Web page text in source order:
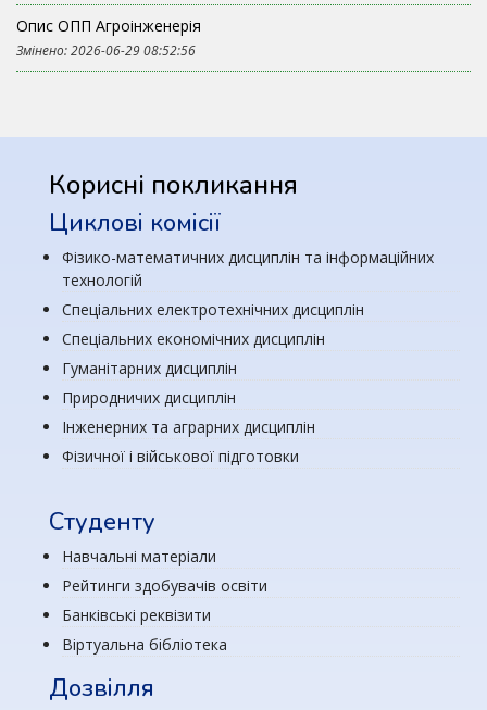
Опис ОПП Агроінженерія
Змінено: 2026-06-29 08:52:56
Корисні покликання
Циклові комісії
Фізико-математичних дисциплін та інформаційних
технологій
Спеціальних електротехнічних дисциплін
Спеціальних економічних дисциплін
Гуманітарних дисциплін
Природничих дисциплін
Інженерних та аграрних дисциплін
Фізичної і військової підготовки
Студенту
Навчальні матеріали
Рейтинги здобувачів освіти
Банківські реквізити
Віртуальна бібліотека
Дозвілля